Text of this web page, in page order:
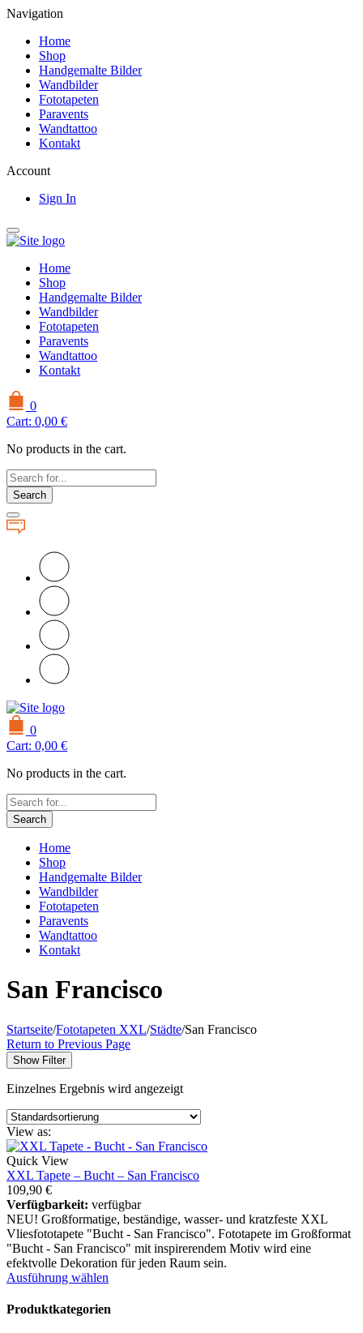
Navigation
Home
Shop
Handgemalte Bilder
Wandbilder
Fototapeten
Paravents
Wandtattoo
Kontakt
Account
Sign In
Home
Shop
Handgemalte Bilder
Wandbilder
Fototapeten
Paravents
Wandtattoo
Kontakt
0
Cart: 0,00 €
No products in the cart.
Search
0
Cart: 0,00 €
No products in the cart.
Search
Home
Shop
Handgemalte Bilder
Wandbilder
Fototapeten
Paravents
Wandtattoo
Kontakt
San Francisco
Startseite/Fototapeten XXL/Städte/San Francisco
Return to Previous Page
Show Filter
Einzelnes Ergebnis wird angezeigt
View as:
Quick View
XXL Tapete – Bucht – San Francisco
109,90 €
Verfügbarkeit: verfügbar
NEU! Großformatige, beständige, wasser- und kratzfeste XXL
Vliesfototapete "Bucht - San Francisco". Fototapete im Großformat
"Bucht - San Francisco" mit inspirerendem Motiv wird eine
efektvolle Dekoration für jeden Raum sein.
Ausführung wählen
Produktkategorien